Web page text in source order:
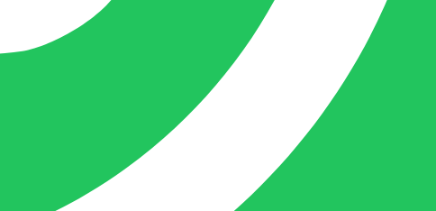
chocolaterieën en patisserieën in Brabant
en Limburg, maar ook bij beauty en ander
soortgelijke zaken in Nederland komt
Naast dit houdt deze crea-bea zich voor en
achter de schermen ook nog bezig met de